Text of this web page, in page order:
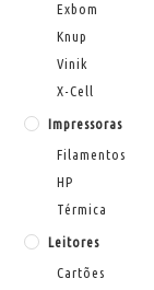
Exbom
Knup
Vinik
X-Cell
Impressoras
Filamentos
HP
Térmica
Leitores
Cartões